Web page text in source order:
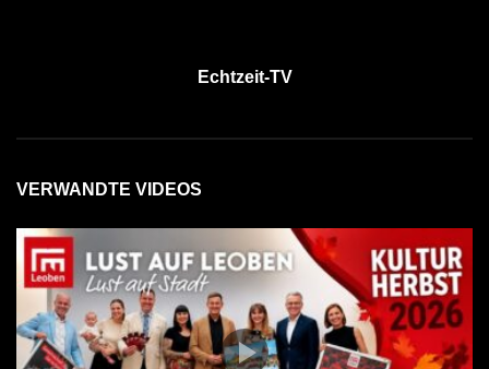
Echtzeit-TV
VERWANDTE VIDEOS